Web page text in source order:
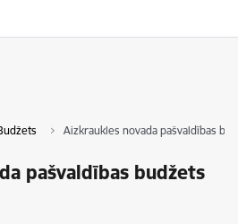
Aizkraukles novada pašvaldības
pašvaldības budžets